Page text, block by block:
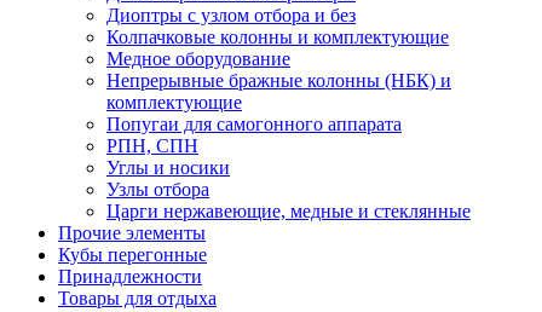
Диоптры с узлом отбора и без
Колпачковые колонны и комплектующие
Медное оборудование
Непрерывные бражные колонны (НБК) и
комплектующие
Попугаи для самогонного аппарата
РПН, СПН
Углы и носики
Узлы отбора
Царги нержавеющие, медные и стеклянные
Прочие элементы
Кубы перегонные
Принадлежности
Товары для отдыха